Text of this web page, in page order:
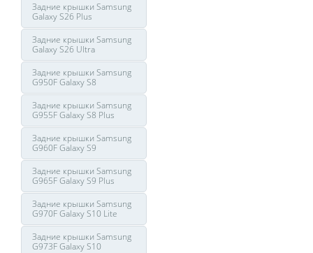
Задние крышки Samsung
Galaxy S26 Plus
Задние крышки Samsung
Galaxy S26 Ultra
Задние крышки Samsung
G950F Galaxy S8
Задние крышки Samsung
G955F Galaxy S8 Plus
Задние крышки Samsung
G960F Galaxy S9
Задние крышки Samsung
G965F Galaxy S9 Plus
Задние крышки Samsung
G970F Galaxy S10 Lite
Задние крышки Samsung
G973F Galaxy S10